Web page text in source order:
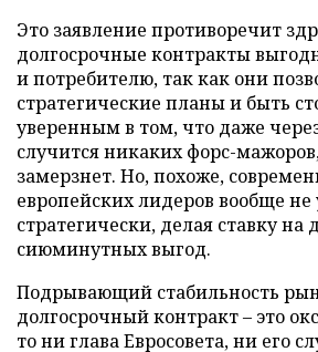
Это заявление противоречит
долгосрочные контракты
и потребителю, так как они
стратегические планы и быть
уверенным в том, что даже
случится никаких форс-
замерзнет. Но, похоже,
европейских лидеров вообще
стратегически, делая ставку на
сиюминутных выгод.
Подрывающий стабильность
долгосрочный контракт – это
то ни глава Евросовета, ни его